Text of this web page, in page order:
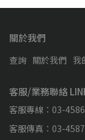
關於我們
查詢 關於我們 我
客服/業務聯絡
客服專線：03-
客服傳真：03-